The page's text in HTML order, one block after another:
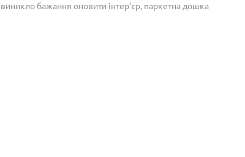
виникло бажання оновити інтер’єр, паркетна дошка